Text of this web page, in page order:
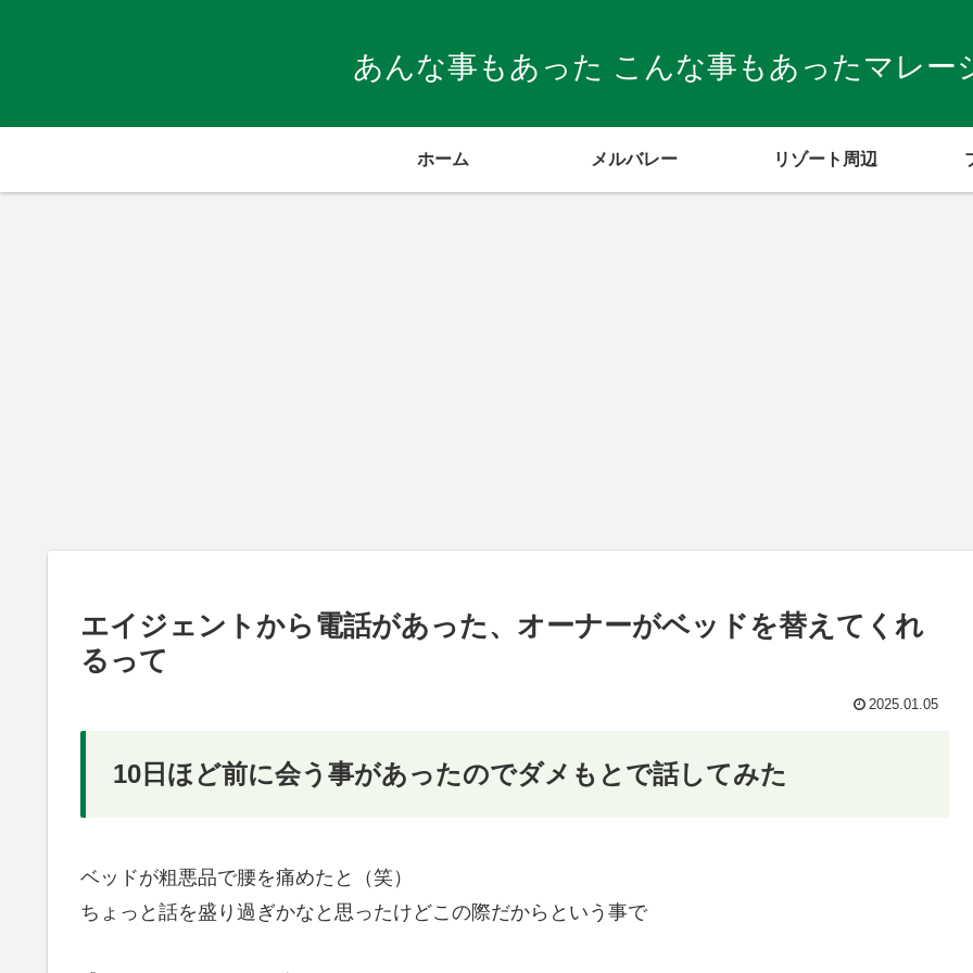
あんな事もあった こんな事もあったマレー
ホーム メルバレー リゾート周辺
エイジェントから電話があった、オーナーがベッドを替えてくれ
るって
2025.01.05
10日ほど前に会う事があったのでダメもとで話してみた
ベッドが粗悪品で腰を痛めたと（笑）
ちょっと話を盛り過ぎかなと思ったけどこの際だからという事で